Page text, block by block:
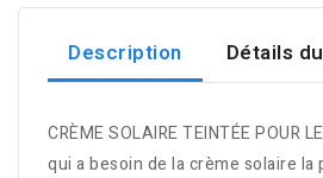
Description Détails
CRÈME SOLAIRE TEINTÉE
qui a besoin de la crème solaire